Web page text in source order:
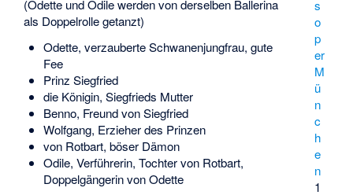
s
o
p
er
M
ü
n
c
h
e
n
1
(Odette und Odile werden von derselben Ballerina
als Doppelrolle getanzt)
Odette, verzauberte Schwanenjungfrau, gute
Fee
Prinz Siegfried
die Königin, Siegfrieds Mutter
Benno, Freund von Siegfried
Wolfgang, Erzieher des Prinzen
von Rotbart, böser Dämon
Odile, Verführerin, Tochter von Rotbart,
Doppelgängerin von Odette